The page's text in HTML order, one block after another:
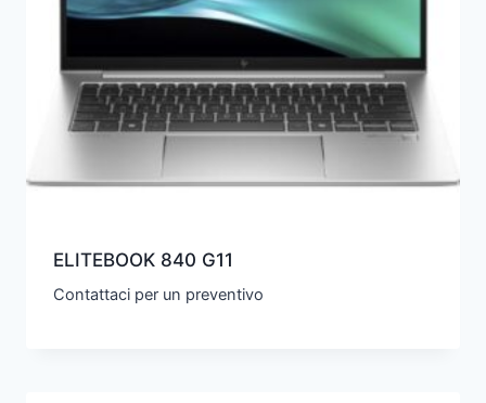
ELITEBOOK 840 G11
Contattaci per un preventivo